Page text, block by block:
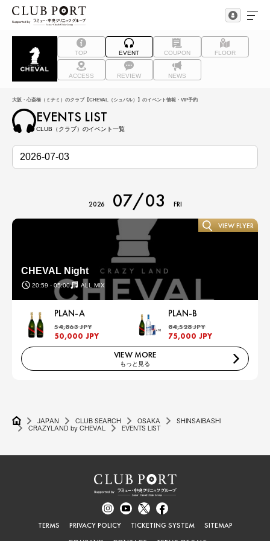
TOP EVENT COUPON FLOOR
ACCESS REVIEW NEWS
大阪・心斎橋（ミナミ）のクラブ【CHEVAL（シュバル）】のイベント情報・VIP予約
EVENTS LIST
CLUB（クラブ）のイベント一覧
2026 07/03 FRI
CHEVAL Night
20:59 - 05:00 ALL MIX
VIEW FLYER
PLAN-A
54,863 JPY
50,000 JPY
PLAN-B
84,528 JPY
75,000 JPY
VIEW MORE
もっと見る
JAPAN CLUB SEARCH OSAKA
SHINSAIBASHI
CRAZYLAND by CHEVAL
EVENTS LIST
TERMS PRIVACY POLICY TICKETING SYSTEM
SITEMAP